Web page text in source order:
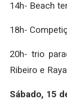
14h- Beach
18h-
20h- trio
Ribeiro e
Sábado, 15